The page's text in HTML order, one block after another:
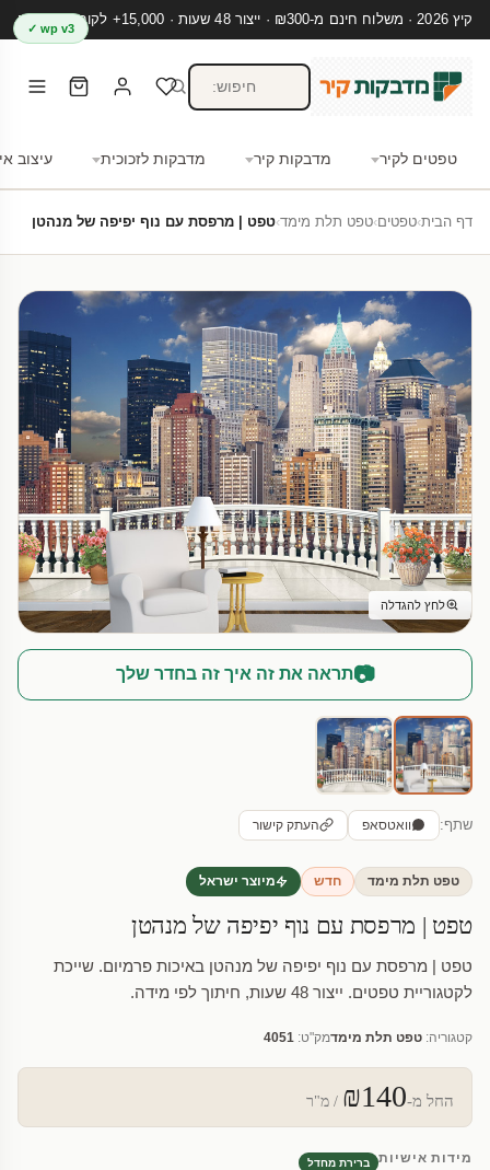
קיץ 2026 · משלוח חינם מ-₪300 · ייצור 48 שעות · 15,000+ לקוחות מרוצים
טפטים לקיר מדבקות קיר מדבקות לזכוכית עיצוב
wp v3 ✓
דף הבית›טפטים›טפט תלת מימד›טפט | מרפסת עם נוף יפיפה של מנהטן
לחץ להגדלה
📷תראה את זה איך זה בחדר שלך
שתף: וואטסאפ העתק קישור
טפט תלת מימד חדש מיוצר ישראל
טפט | מרפסת עם נוף יפיפה של מנהטן
טפט | מרפסת עם נוף יפיפה של מנהטן באיכות פרמיום. שייכת
לקטגוריית טפטים. ייצור 48 שעות, חיתוך לפי מידה.
קטגוריה: טפט תלת מימדמק"ט: 4051
החל מ-₪140 / מ"ר
מידות אישיות ברירת מחדל